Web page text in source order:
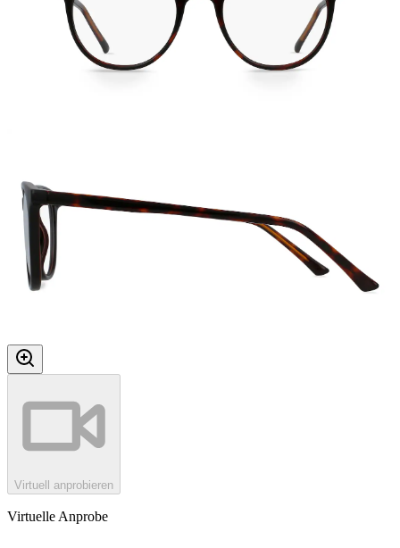
Virtuell anprobieren
Virtuelle Anprobe